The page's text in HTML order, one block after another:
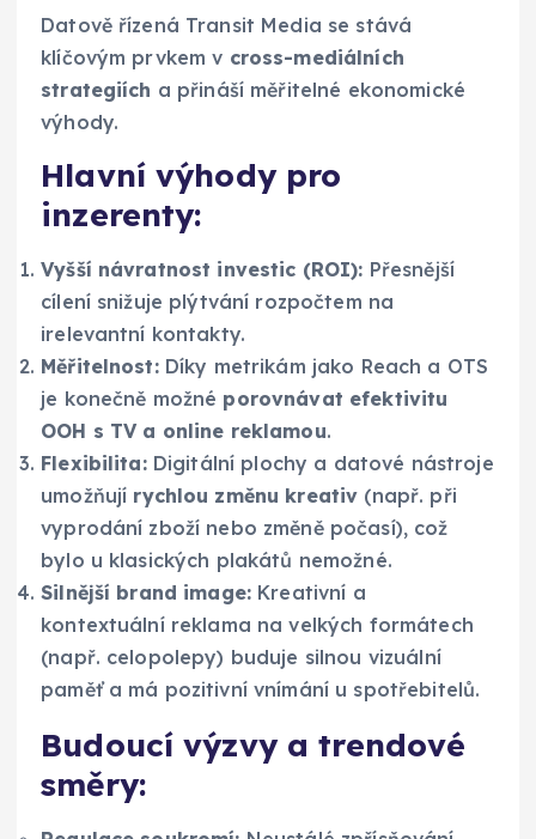
Datově řízená Transit Media se stává
klíčovým prvkem v cross-mediálních
strategiích a přináší měřitelné ekonomické
výhody.
Hlavní výhody pro
inzerenty:
Vyšší návratnost investic (ROI): Přesnější
cílení snižuje plýtvání rozpočtem na
irelevantní kontakty.
Měřitelnost:Díky metrikám jako Reach a OTS
je konečně možné porovnávat efektivitu
OOH s TV a online reklamou.
Flexibilita:Digitální plochy a datové nástroje
umožňují rychlou změnu kreativ (např. při
vyprodání zboží nebo změně počasí), což
bylo u klasických plakátů nemožné.
Silnější brand image: Kreativní a
kontextuální reklama na velkých formátech
(např. celopolepy) buduje silnou vizuální
paměť a má pozitivní vnímání u spotřebitelů.
Budoucí výzvy a trendové
směry: